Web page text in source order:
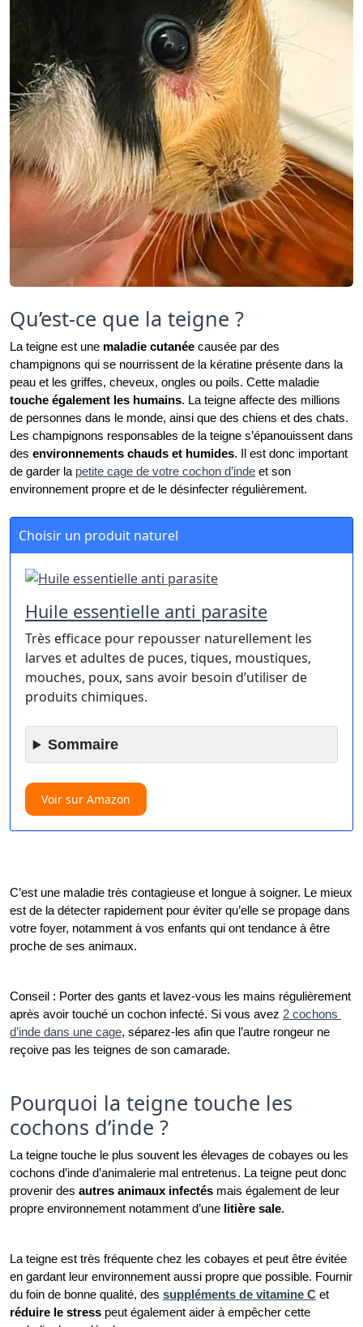
Qu’est-ce que la teigne ?
La teigne est une maladie cutanée causée par des
champignons qui se nourrissent de la kératine présente dans la
touche également les humains. La teigne affecte des millions
de personnes dans le monde, ainsi que des chiens et des chats.
Les champignons responsables de la teigne s’épanouissent dans
des environnements chauds et humides. Il est donc important
de garder la petite cage de votre cochon d’inde et son
environnement propre et de le désinfecter régulièrement.
Choisir un produit naturel
Huile essentielle anti parasite
Très efficace pour repousser naturellement les
larves et adultes de puces, tiques, moustiques,
mouches, poux, sans avoir besoin d’utiliser de
produits chimiques.
Sommaire
Voir sur Amazon
C’est une maladie très contagieuse et longue à soigner. Le mieux
est de la détecter rapidement pour éviter qu’elle se propage dans
votre foyer, notamment à vos enfants qui ont tendance à être
proche de ses animaux.
Conseil : Porter des gants et lavez-vous les mains régulièrement
après avoir touché un cochon infecté. Si vous avez 2 cochons
d’inde dans une cage, séparez-les afin que l’autre rongeur ne
reçoive pas les teignes de son camarade.
Pourquoi la teigne touche les
cochons d’inde ?
La teigne touche le plus souvent les élevages de cobayes ou les
cochons d’inde d’animalerie mal entretenus. La teigne peut donc
provenir des autres animaux infectés mais également de leur
propre environnement notamment d’une litière sale.
La teigne est très fréquente chez les cobayes et peut être évitée
en gardant leur environnement aussi propre que possible. Fournir
du foin de bonne qualité, des suppléments de vitamine C
réduire le stress peut également aider à empêcher cette